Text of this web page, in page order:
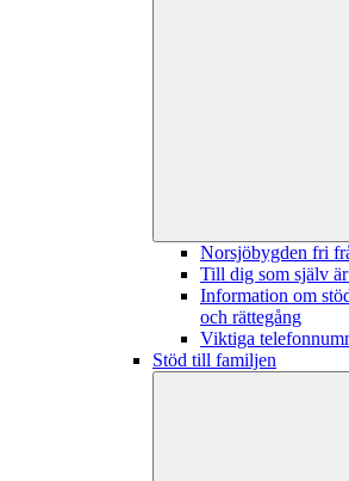
Norsjöbygden fri
Till dig som själv
Information om
och rättegång
Viktiga
Stöd till familjen